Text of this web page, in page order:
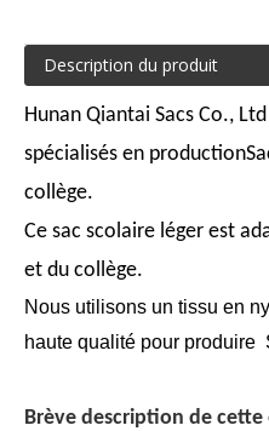
Description du produit
Hunan Qiantai Sacs Co.,
spécialisés en production
collège.
Ce sac scolaire léger est
et du collège.
Nous utilisons un tissu en
haute qualité pour produire
Brève description de